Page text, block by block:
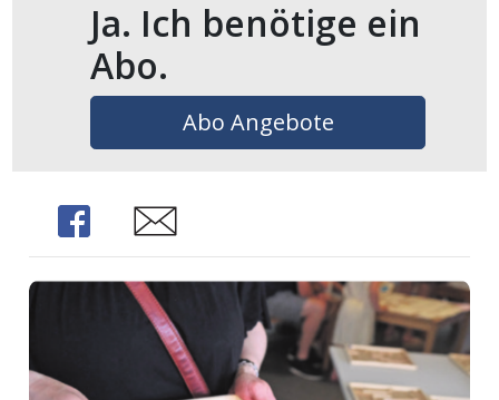
Ja. Ich benötige ein
Abo.
Abo Angebote
Share Share